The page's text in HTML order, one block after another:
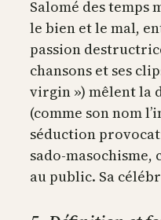
Salomé des
le bien et le mal,
passion
chansons et ses
virgin ») mêlent la
(comme son nom
séduction
sado-
au public. Sa